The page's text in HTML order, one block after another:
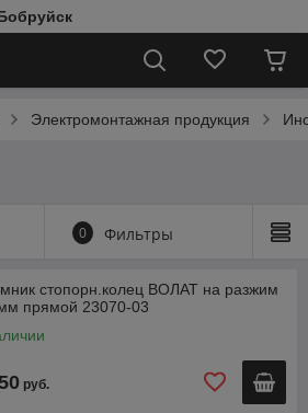
Электромонтажная продукция
0 Фильтры
стопорн.колец ВОЛАТ на разжим
прямой 23070-03
руб.